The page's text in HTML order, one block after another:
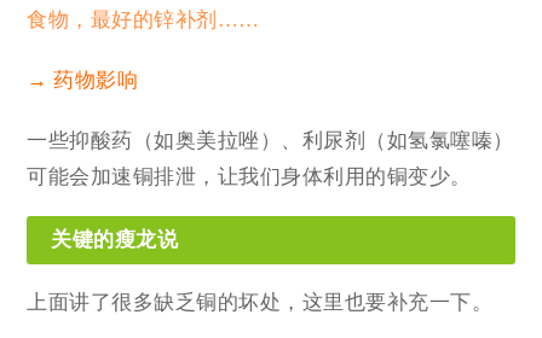
食物，最好的锌补剂……
→ 药物影响
一些抑酸药（如奥美拉唑）、利尿剂（如氢氯噻嗪）
可能会加速铜排泄，让我们身体利用的铜变少。
关键的瘦龙说
上面讲了很多缺乏铜的坏处，这里也要补充一下。